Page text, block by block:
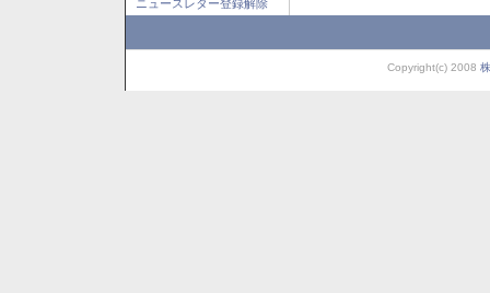
ニュースレター登録解除
Copyright(c) 2008